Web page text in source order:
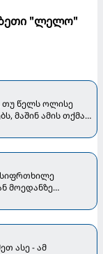
"ლელო"
თუ წელს ოლისე
მაშინ ამის თქმა
სიფრთხილე
მოედანზე
ასე - ამ